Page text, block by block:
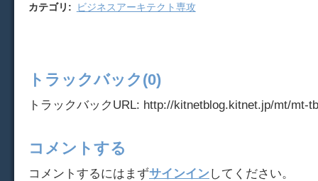
カテゴリ : ビジネスアーキテクト専攻
トラックバック(0)
トラックバックURL: http://kitnetblog.kitnet.jp/mt/mt-
コメントする
コメントするにはまずサインインしてください。